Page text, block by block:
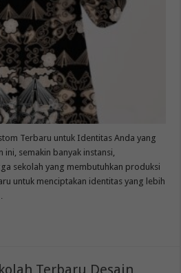
Terbaru untuk Identitas Anda yang
ini, semakin banyak instansi,
sekolah yang membutuhkan produksi
untuk menciptakan identitas yang lebih